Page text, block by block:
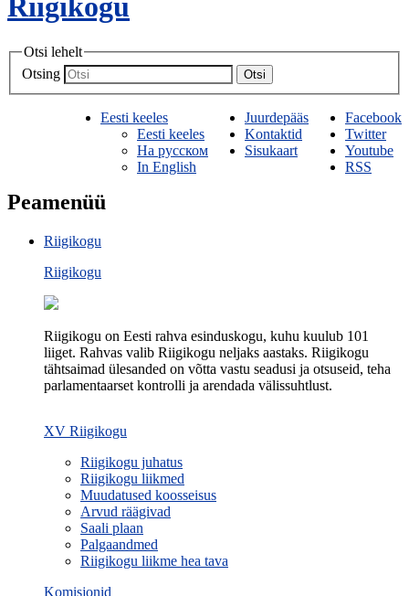
Riigikogu
Otsi lehelt
Otsing
Otsi
Facebook
Twitter
Youtube
RSS
Juurdepääs
Kontaktid
Sisukaart
Eesti keeles
Eesti keeles
На русском
In English
Peamenüü
Riigikogu
Riigikogu
Riigikogu on Eesti rahva esinduskogu, kuhu kuulub 101
liiget. Rahvas valib Riigikogu neljaks aastaks. Riigikogu
tähtsaimad ülesanded on võtta vastu seadusi ja otsuseid, teha
parlamentaarset kontrolli ja arendada välissuhtlust.
XV Riigikogu
Riigikogu juhatus
Riigikogu liikmed
Muudatused koosseisus
Arvud räägivad
Saali plaan
Palgaandmed
Riigikogu liikme hea tava
Komisjonid